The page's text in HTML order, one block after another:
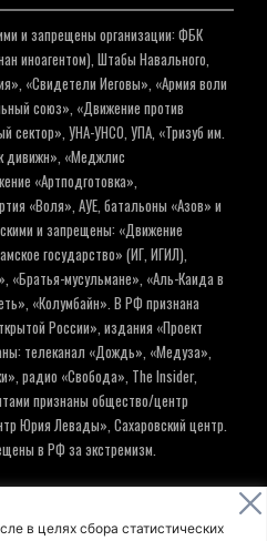
в целях сбора статистических
и запрещены организации: ФБК
иноагентом), Штабы Навального,
«Свидетели Иеговы», «Армия воли
союз», «Движение против
сектор», УНА-УНСО, УПА, «Тризуб им.
дивижн», «Меджлис
«Артподготовка»,
«Воля», АУЕ, батальоны «Азов» и
и запрещены: «Движение
государство» (ИГ, ИГИЛ),
«Братья-мусульмане», «Аль-Каида в
«Колумбайн». В РФ признана
России», издания «Проект
телеканал «Дождь», «Медуза»,
радио «Свобода», The Insider,
признаны общество/центр
Юрия Левады», Сахаровский центр.
в РФ за экстремизм.